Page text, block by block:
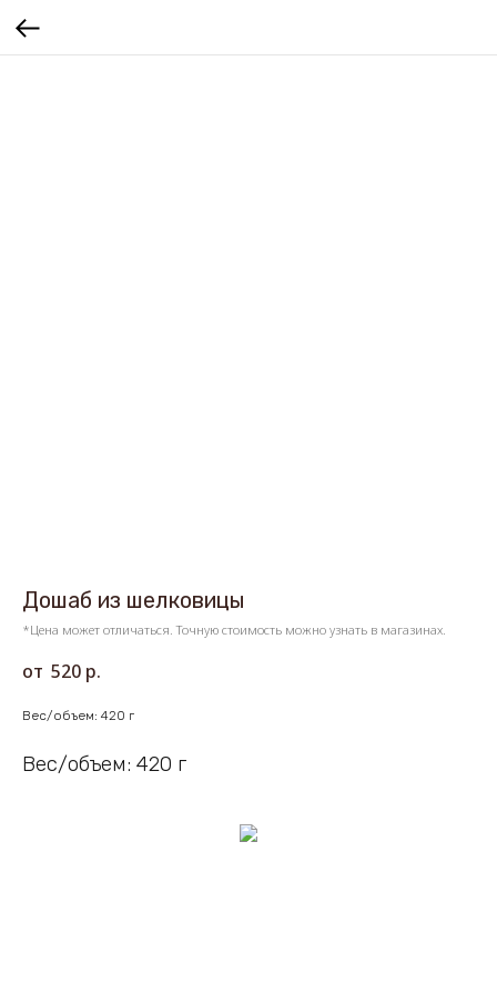
Дошаб из шелковицы
*Цена может отличаться. Точную стоимость можно узнать в магазинах.
520 р.
Вес/объем: 420 г
Вес/объем: 420 г